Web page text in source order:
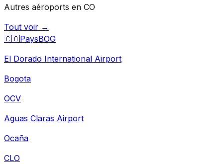
Autres aéroports en CO
Tout voir →
🇨🇴PaysBOG
El Dorado International Airport
Bogota
OCV
Aguas Claras Airport
Ocaña
CLO